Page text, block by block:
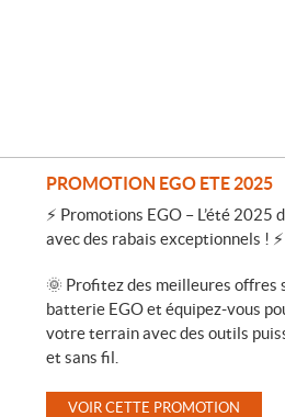
PROMOTION EGO ETE 2025
⚡ Promotions EGO – L’été 2025
avec des rabais exceptionnels ! ⚡
🌞 Profitez des meilleures offres
batterie EGO et équipez-vous
votre terrain avec des outils
et sans fil.
VOIR CETTE PROMOTION